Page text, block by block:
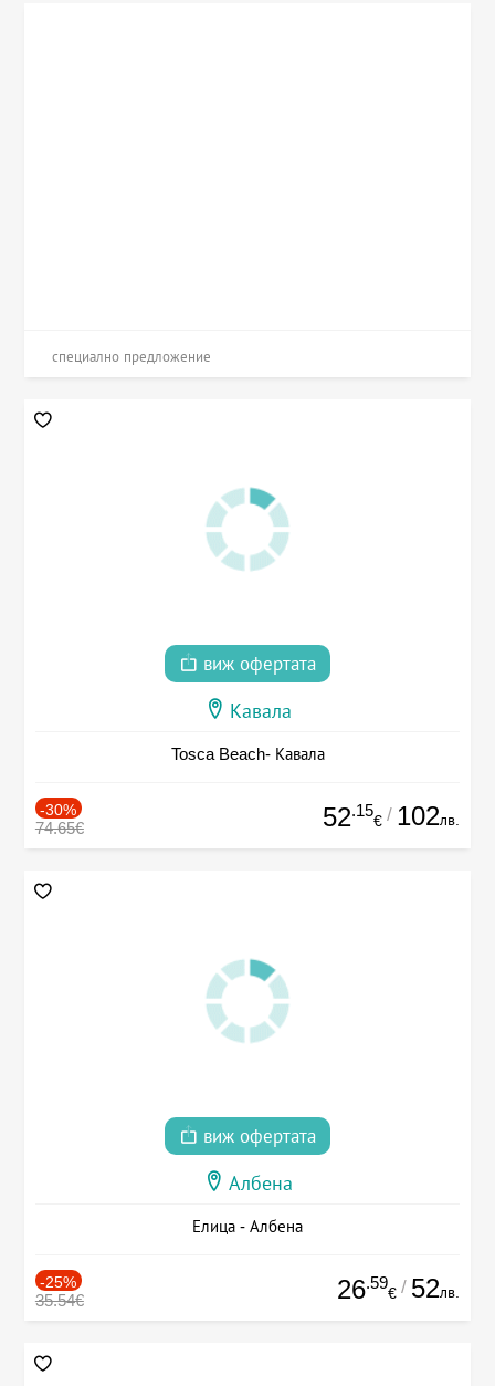
специално предложение
виж офертата
Кавала
Tosca Beach- Кавала
-30%
74.65€ 52.15
€ / 102лв.
виж офертата
Албена
Елица - Албена
-25%
35.54€ 26.59
€ / 52лв.